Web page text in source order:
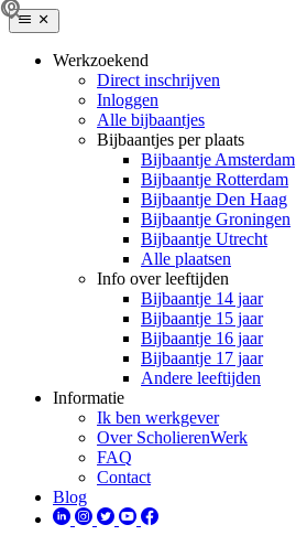
Werkzoekend
Direct inschrijven
Inloggen
Alle bijbaantjes
Bijbaantjes per plaats
Bijbaantje Amsterdam
Bijbaantje Rotterdam
Bijbaantje Den Haag
Bijbaantje Groningen
Bijbaantje Utrecht
Alle plaatsen
Info over leeftijden
Bijbaantje 14 jaar
Bijbaantje 15 jaar
Bijbaantje 16 jaar
Bijbaantje 17 jaar
Andere leeftijden
Informatie
Ik ben werkgever
Over ScholierenWerk
FAQ
Contact
Blog